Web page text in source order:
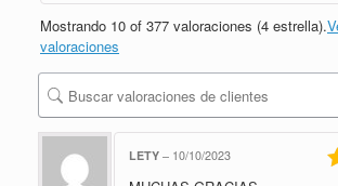
Mostrando 10 of 377 valoraciones (4 estrella).
valoraciones
LETY – 10/10/2023